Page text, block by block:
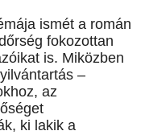
ismét a román
fokozottan
is. Miközben
–
az
ki lakik a